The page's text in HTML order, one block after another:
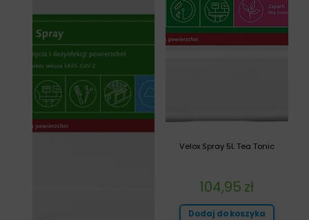
Velox Spray 5L Tea Tonic
104,95 zł
Dodaj do koszyka